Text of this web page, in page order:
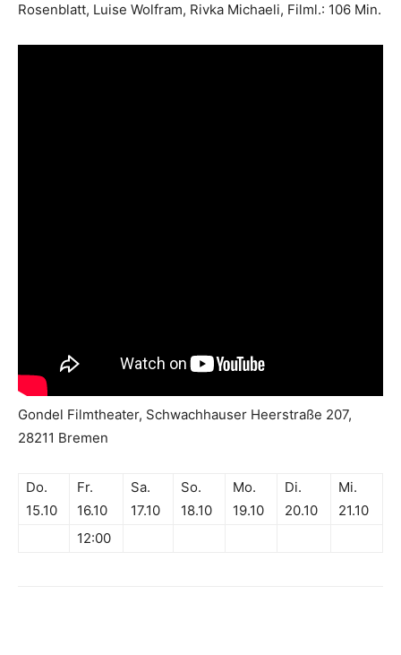
Rosenblatt, Luise Wolfram, Rivka Michaeli, Filml.: 106 Min.
Gondel Filmtheater, Schwachhauser Heerstraße 207,
28211 Bremen
Do.
15.10
Fr.
16.10
Sa.
17.10
So.
18.10
Mo.
19.10
Di.
20.10
Mi.
21.10
12:00